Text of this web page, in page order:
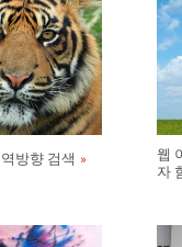
방향 검색
웹
자